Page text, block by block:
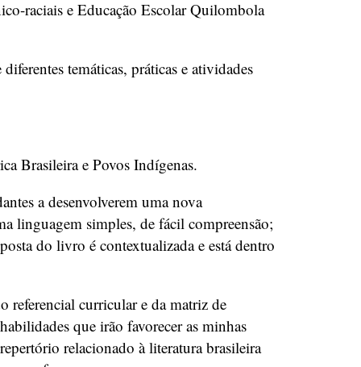
raciais e Educação Escolar Quilombola
temáticas, práticas e atividades
Brasileira e Povos Indígenas.
a desenvolverem uma nova
linguagem simples, de fácil compreensão;
do livro é contextualizada e está dentro
referencial curricular e da matriz de
que irão favorecer as minhas
relacionado à literatura brasileira